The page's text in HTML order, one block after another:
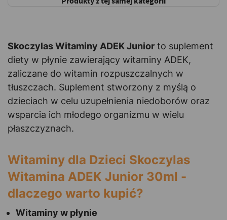
Skoczylas Witaminy ADEK Junior to suplement
diety w płynie zawierający witaminy ADEK,
zaliczane do witamin rozpuszczalnych w
tłuszczach. Suplement stworzony z myślą o
dzieciach w celu uzupełnienia niedoborów oraz
wsparcia ich młodego organizmu w wielu
płaszczyznach.
Witaminy dla Dzieci Skoczylas
Witamina ADEK Junior 30ml -
dlaczego warto kupić?
Witaminy w płynie